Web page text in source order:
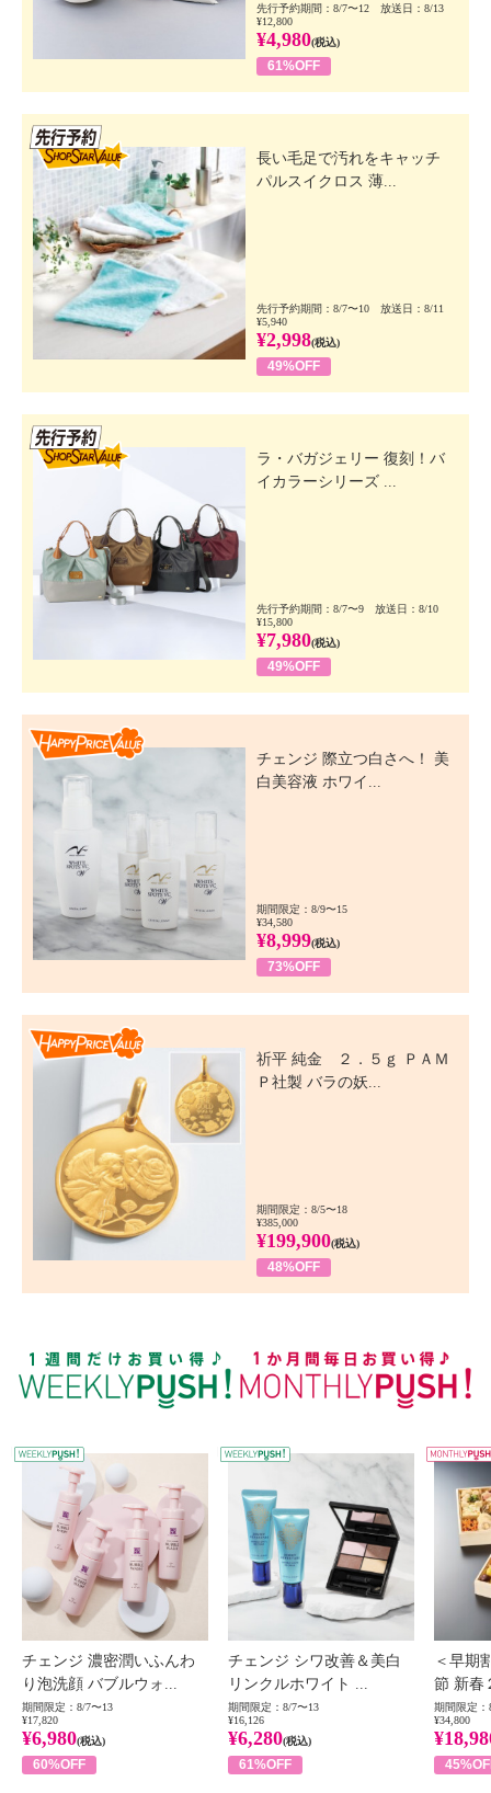
先行予約期間：8/7〜12 放送日：8/13
¥12,800
¥4,980(税込)
61%OFF
長い毛足で汚れをキャッチ
パルスイクロス 薄...
先行予約期間：8/7〜10 放送日：8/11
¥5,940
¥2,998(税込)
49%OFF
ラ・バガジェリー 復刻！バ
イカラーシリーズ ...
先行予約期間：8/7〜9 放送日：8/10
¥15,800
¥7,980(税込)
49%OFF
チェンジ 際立つ白さへ！ 美
白美容液 ホワイ...
期間限定：8/9〜15
¥34,580
¥8,999(税込)
73%OFF
祈平 純金 ２．５ｇ ＰＡＭ
Ｐ社製 バラの妖...
期間限定：8/5〜18
¥385,000
¥199,900(税込)
48%OFF
WEEKLY PUSH
チェンジ 濃密潤いふんわ
り泡洗顔 バブルウォ...
期間限定：8/7〜13
¥17,820
¥6,980(税込)
60%OFF
チェンジ シワ改善＆美白
リンクルホワイト ...
期間限定：8/7〜13
¥16,126
¥6,280(税込)
61%OFF
＜早期
節 新春
期間限定：
¥34,800